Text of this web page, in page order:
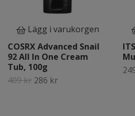
Lägg i varukorgen
COSRX Advanced Snail
92 All In One Cream
Tub, 100g
409 kr 286 kr